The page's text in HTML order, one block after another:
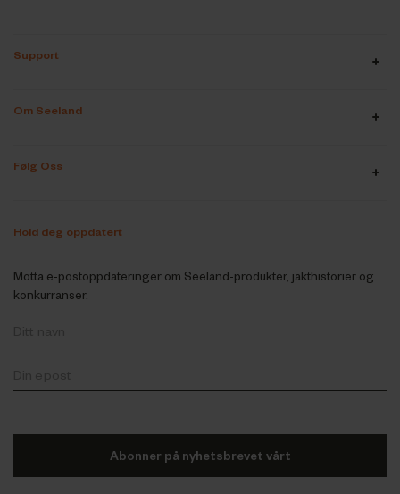
Support
Om Seeland
Følg Oss
Hold deg oppdatert
Motta e-postoppdateringer om Seeland-produkter, jakthistorier og
konkurranser.
Abonner på nyhetsbrevet vårt